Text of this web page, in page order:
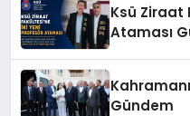
Ksü Ziraat
Ataması
Gündem